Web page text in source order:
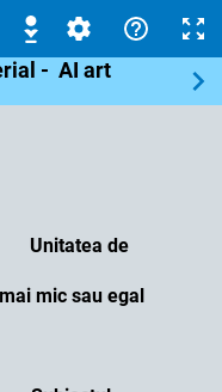
- AI art
Unitatea de
mic sau egal